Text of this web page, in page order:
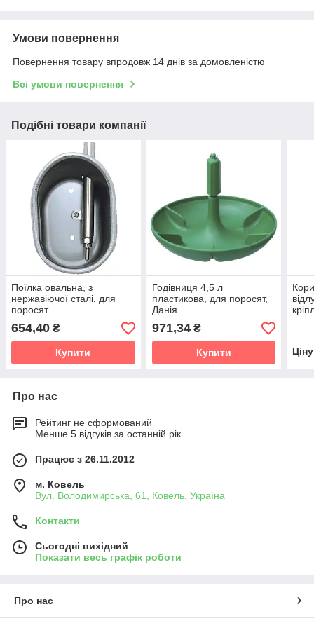
Умови повернення
Повернення товару впродовж 14 днів за домовленістю
Всі умови повернення
Подібні товари компанії
Поїлка овальна, з
нержавіючої сталі, для
поросят
654,40 ₴
Купити
Годівниця 4,5 л
пластикова, для поросят,
Данія
971,34₴
Купити
Про нас
Рейтинг не сформований
Менше 5 відгуків за останній рік
Працює з 26.11.2012
м. Ковель
Вул. Володимирська, 61, Ковель, Україна
Контакти
Сьогодні вихідний
Показати весь графік роботи
Про нас